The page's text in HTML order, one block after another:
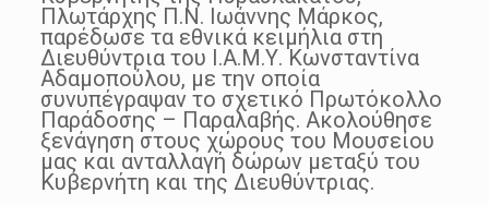
Πλωτάρχης Π.Ν. Ιωάννης Μάρκος,
παρέδωσε τα εθνικά κειμήλια στη
Διευθύντρια του Ι.Α.Μ.Υ. Κωνσταντίνα
Αδαμοπούλου, με την οποία
συνυπέγραψαν το σχετικό Πρωτόκολλο
Παράδοσης – Παραλαβής. Ακολούθησε
ξενάγηση στους χώρους του Μουσείου
μας και ανταλλαγή δώρων μεταξύ του
Κυβερνήτη και της Διευθύντριας.